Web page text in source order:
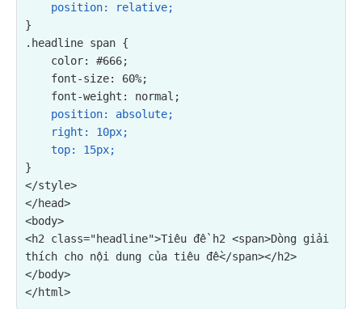
position: relative;
}
.headline span {
position: absolute;
    top: 15px;
}
</style>
</head>
<body>
<h2 class="headline">Tiêu đề h2 <span>Dòng giải
thích cho nội dung của tiêu đề</span></h2>
</body>
</html>